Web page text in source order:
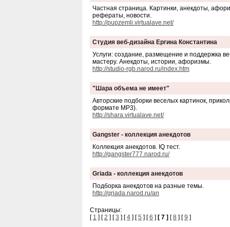
Частная страница. Картинки, анекдоты,
рефераты, новости.
http://pupzemli.virtualave.net/
Студия веб-дизайна Ергина Константина
Услуги: создание, размещение и поддержка
мастеру. Анекдоты, истории, афоризмы.
http://studio-rgb.narod.ru/index.htm
"Шара объема не имеет"
Авторские подборки веселых картинок,
формате MP3).
http://shara.virtualave.net/
Gangster - коллекция анекдотов
Коллекция анекдотов. IQ тест.
http://gangster777.narod.ru/
Griada - коллекция анекдотов
Подборка анекдотов на разные темы.
http://griada.narod.ru/an
Страницы:
[ 1 ] [2 ] [3 ] [4 ] [5 ] [6 ] [ 7 ] [8 ] [9 ]